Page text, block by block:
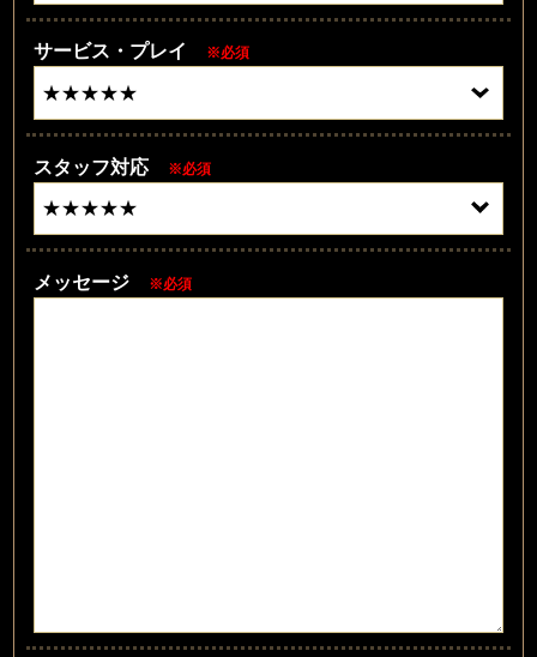
サービス・プレイ ※必須
スタッフ対応 ※必須
メッセージ ※必須